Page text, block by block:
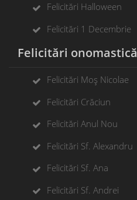
Felicitări Halloween
Felicitări 1 Decembrie
Felicitări onomastică
Felicitări Moș Nicolae
Felicitări Crăciun
Felicitări Anul Nou
Felicitări Sf. Alexandru
Felicitări Sf. Ana
Felicitări Sf. Andrei